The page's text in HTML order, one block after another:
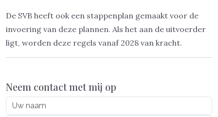
De SVB heeft ook een stappenplan gemaakt voor de
invoering van deze plannen. Als het aan de uitvoerder
ligt, worden deze regels vanaf 2028 van kracht.
Neem contact met mij op